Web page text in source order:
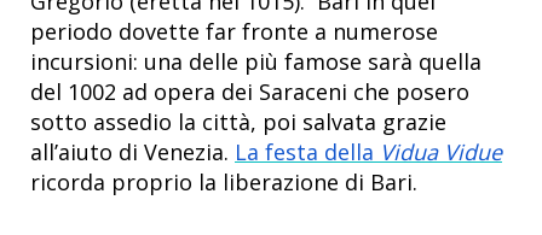
periodo dovette far fronte a numerose
incursioni: una delle più famose sarà quella
del 1002 ad opera dei Saraceni che posero
sotto assedio la città, poi salvata grazie
all’aiuto di Venezia. La festa della Vidua Vidue
ricorda proprio la liberazione di Bari.